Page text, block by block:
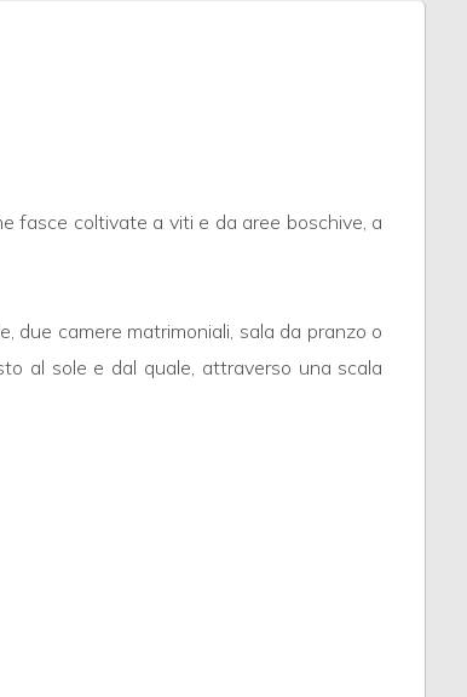
fasce coltivate a viti e da aree boschive, a
due camere matrimoniali, sala da pranzo o
al sole e dal quale, attraverso una scala